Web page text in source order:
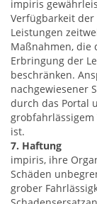
impiris
Verfügbarkeit
Leistungen
Maßnahmen, die
Erbringung der
beschränken.
nachgewiesener
durch das Portal
ist.
7. Haftung
impiris, ihre
Schäden
grober